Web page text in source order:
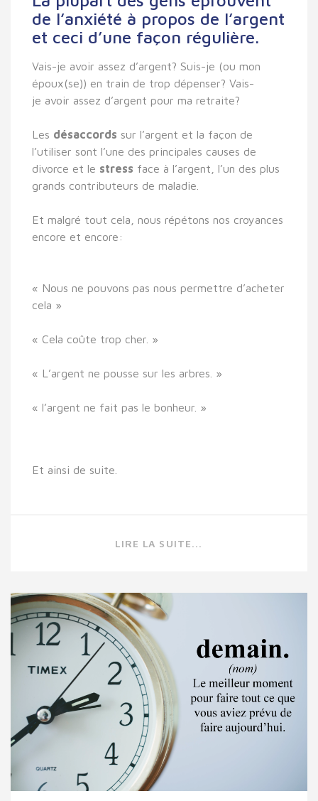
de l’anxiété à propos de l’argent
et ceci d’une façon régulière.
Vais-je avoir assez d’argent? Suis-je (ou mon
époux(se)) en train de trop dépenser? Vais-
je avoir assez d’argent pour ma retraite?
Les désaccords sur l’argent et la façon de
l’utiliser sont l’une des principales causes de
divorce et le stress face à l’argent, l’un des plus
grands contributeurs de maladie.
Et malgré tout cela, nous répétons nos croyances
encore et encore:
« Nous ne pouvons pas nous permettre d’acheter
cela »
« Cela coûte trop cher. »
« L’argent ne pousse sur les arbres. »
« l’argent ne fait pas le bonheur. »
Et ainsi de suite.
LIRE LA SUITE...